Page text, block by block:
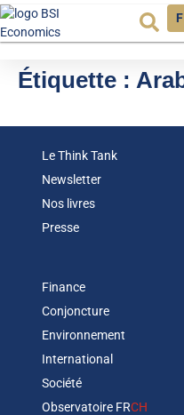
Étiquette :
Le Think Tank
Newsletter
Nos livres
Presse
Finance
Conjoncture
Environnement
International
Société
Observatoire FRCH